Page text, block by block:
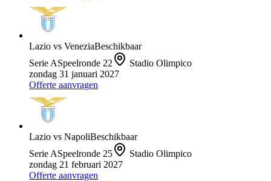
Lazio vs VeneziaBeschikbaar
Serie ASpeelronde 22
Stadio Olimpico
zondag 31 januari 2027
Offerte aanvragen
Lazio vs NapoliBeschikbaar
Serie ASpeelronde 25
Stadio Olimpico
zondag 21 februari 2027
Offerte aanvragen